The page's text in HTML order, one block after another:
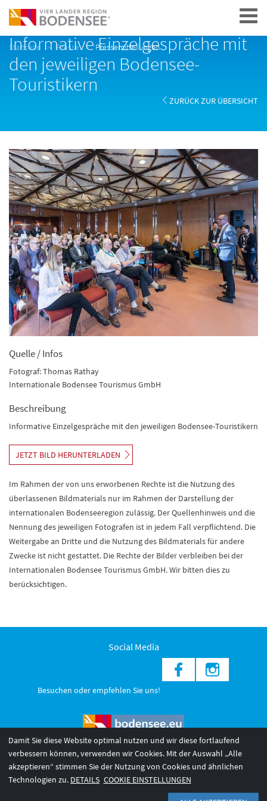
Navigation
Startseite Presse Pressemitteilungen
Informative Einzelgespräche mit
den jeweiligen Bodensee-
Touristikern
ZURÜCK ZUR ÜBERSICHT
Quelle / Infos
Fotograf: Thomas Rathay
Internationale Bodensee Tourismus GmbH
Beschreibung
Informative Einzelgespräche mit den jeweiligen Bodensee-Touristikern
JETZT BILD HERUNTERLADEN
Im Rahmen der von uns erworbenen Rechte ist die Nutzung des
überlassenen Bildmaterials nur im Rahmen der Darstellung der
internationalen Bodenseeregion zulässig. Der Quellenhinweis und die
Nennung des jeweiligen Fotografen ist in jedem Fall verpflichtend. Die
Weitergabe an Dritte und die Nutzung des Bildmaterials für andere
Zwecke ist nicht gestattet. Die Rechte der Bilder verbleiben bei der
Internationalen Bodensee Tourismus GmbH. Wir bitten dies zu
berücksichtigen.
Social Media
Besuchen oder empfehlen Sie uns!
© 2026 Internationale Bodensee Tourismus GmbH
Damit Sie diese Website optimal nutzen und wir diese fortlaufend
verbessern können, verwenden wir Cookies. Mit der Auswahl „Alle
akzeptieren“ stimmen Sie der Nutzung von Cookies und ähnlichen
Technologien zu. DETAILS COOKIE EINSTELLUNGEN